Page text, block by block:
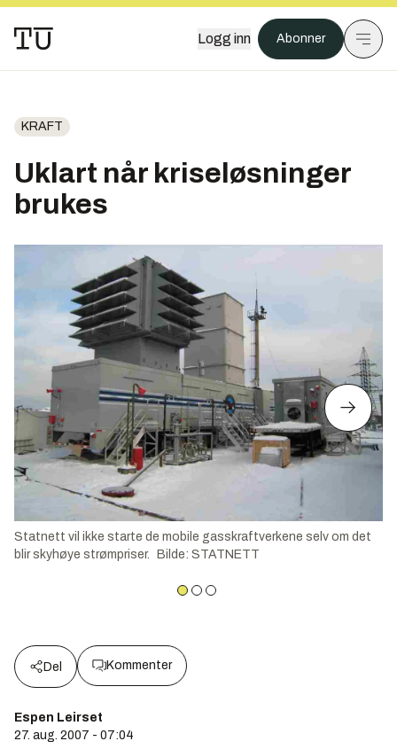
Logg inn Abonner
KRAFT
Uklart når kriseløsninger
brukes
Statnett vil ikke starte de mobile gasskraftverkene selv om det
blir skyhøye strømpriser.
Bilde: STATNETT
Del Kommenter
Espen Leirset
27. aug. 2007 - 07:04